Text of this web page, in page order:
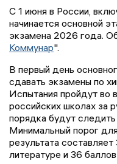
С 1 июня в России,
начинается основной
экзамена 2026 года.
Коммунар".
В первый день
сдавать экзамены по
Испытания пройдут во
российских школах за
порядка будут
Минимальный порог
результата
литературе и 36